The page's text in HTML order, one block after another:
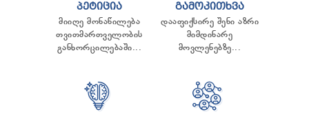
ᲞᲔᲢᲘᲪᲘᲐ
მიიღე მონაწილება
თვითმართველობის
განხორცილებაში...
ᲒᲐᲛᲝᲙᲘᲗᲮᲕᲐ
დააფიქსირე შენი აზრი
მიმდინარე
მოვლენებზე...